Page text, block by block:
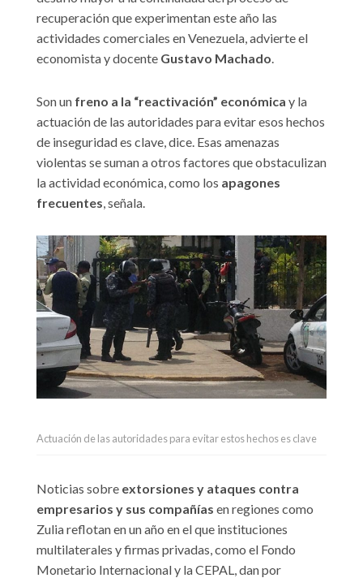
recuperación que experimentan este año las
actividades comerciales en Venezuela, advierte el
economista y docente Gustavo Machado.
Son un freno a la “reactivación” económica y la
actuación de las autoridades para evitar esos hechos
de inseguridad es clave, dice. Esas amenazas
violentas se suman a otros factores que obstaculizan
la actividad económica, como los apagones
frecuentes, señala.
Actuación de las autoridades para evitar estos hechos es clave
Noticias sobre extorsiones y ataques contra
empresarios y sus compañías en regiones como
Zulia reflotan en un año en el que instituciones
multilaterales y firmas privadas, como el Fondo
Monetario Internacional y la CEPAL, dan por